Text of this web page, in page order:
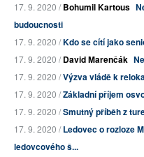
17. 9. 2020 /Bohumil Kartous
budoucnosti
17. 9. 2020 /Kdo se cítí jako
17. 9. 2020 /David Marenčák
17. 9. 2020 /Výzva vládě k
17. 9. 2020 /Základní příjem
17. 9. 2020 /Smutný příběh z
17. 9. 2020 /Ledovec o rozloze
ledovcového š...